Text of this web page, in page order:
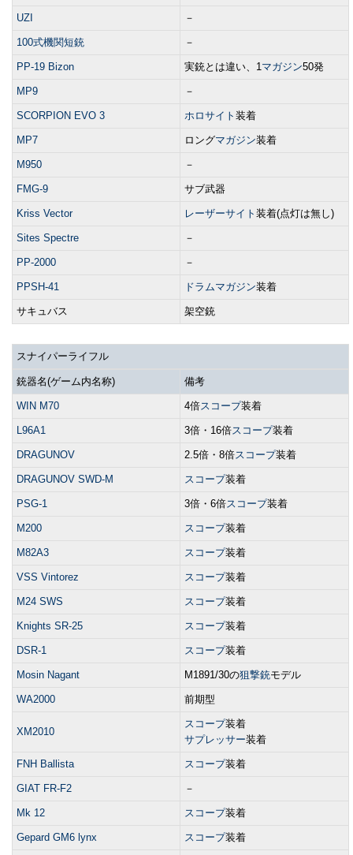
UZI －
100式機関短銃 －
PP-19 Bizon 実銃とは違い、1マガジン50発
MP9 －
SCORPION EVO 3 ホロサイト 装着
MP7 ロングマガジン装着
M950 －
FMG-9 サブ武器
Kriss Vector レーザーサイト 装着(点灯は無し)
Sites Spectre －
PP-2000 －
PPSH-41 ドラムマガジン装着
サキュバス 架空銃
スナイパーライフル
銃器名(ゲーム内名称) 備考
WIN M70 4倍スコープ装着
L96A1 3倍・16倍スコープ装着
DRAGUNOV 2.5倍・8倍スコープ装着
DRAGUNOV SWD-M スコープ装着
PSG-1 3倍・6倍スコープ装着
M200 スコープ装着
M82A3 スコープ装着
VSS Vintorez スコープ装着
M24 SWS スコープ装着
Knights SR-25 スコープ装着
DSR-1 スコープ装着
Mosin Nagant M1891/30の狙撃銃モデル
WA2000 前期型
XM2010
スコープ装着
サプレッサー装着
FNH Ballista スコープ装着
GIAT FR-F2 －
Mk 12 スコープ装着
Gepard GM6 lynx スコープ装着